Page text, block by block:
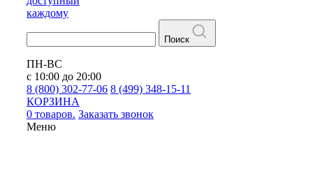
каждому
Поиск
ПН-ВС
с 10:00 до 20:00
8 (800) 302-77-06 8 (499) 348-15-11
КОРЗИНА
0 товаров. Заказать звонок
Меню